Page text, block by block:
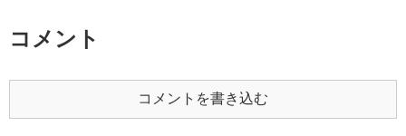
コメント
コメントを書き込む